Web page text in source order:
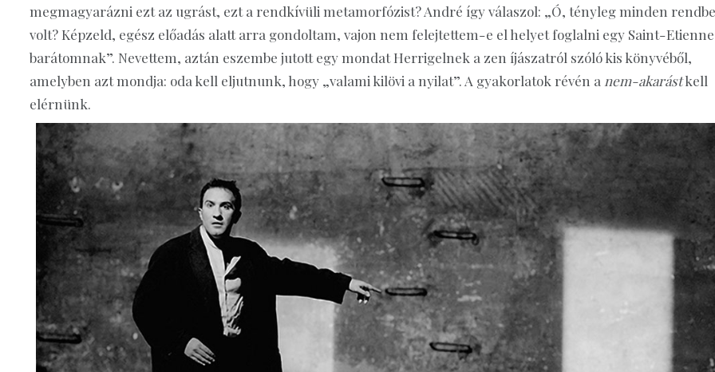
megmagyarázni ezt az ugrást, ezt a rendkívüli metamorfózist? André így válaszol: „Ó, tényleg minden
volt? Képzeld, egész előadás alatt arra gondoltam, vajon nem felejtettem-e el helyet foglalni egy Saint-
barátomnak”. Nevettem, aztán eszembe jutott egy mondat Herrigelnek a zen íjászatról szóló kis könyvéből,
amelyben azt mondja: oda kell eljutnunk, hogy „valami kilövi a nyilat”. A gyakorlatok révén a nem-akarástkell
elérnünk.